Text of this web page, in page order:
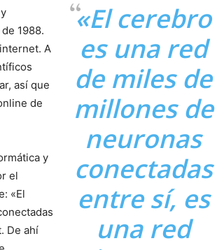
«El cerebro
es una red
de miles de
millones de
neuronas
conectadas
entre sí, es
una red
1988.
A
así que
de
y
el
«El
De ahí